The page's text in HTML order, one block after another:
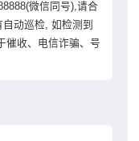
微信同号),请合
动巡检, 如检测到
催收、电信诈骗、号